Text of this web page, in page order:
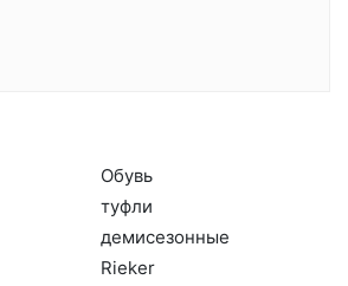
Обувь
туф­ли
де­мисе­зон­ные
Ri­eker